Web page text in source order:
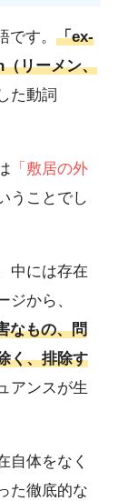
す。 「ex-
リーメン、
た動詞
「敷居の外
うことでし
中には存在
ジから、
なもの、問
く、排除す
アンスが生
自体をなく
た徹底的な